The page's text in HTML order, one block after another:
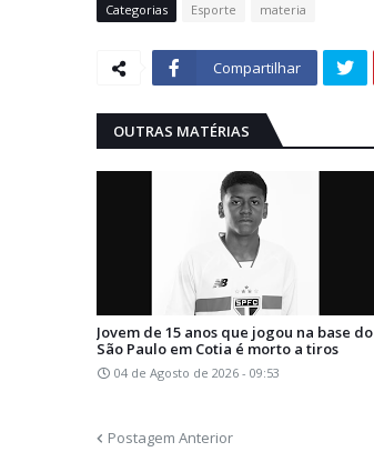
Categorias Esporte materia
Compartilhar
OUTRAS MATÉRIAS
Jovem de 15 anos que jogou na base do
São Paulo em Cotia é morto a tiros
04 de Agosto de 2026 - 09:53
Postagem Anterior